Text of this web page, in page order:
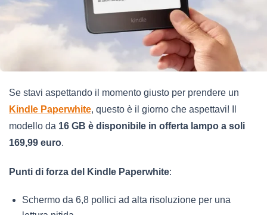
Se stavi aspettando il momento giusto per prendere un
Kindle Paperwhite, questo è il giorno che aspettavi! Il
modello da 16 GB è disponibile in offerta lampo a soli
169,99 euro.
Punti di forza del Kindle Paperwhite:
Schermo da 6,8 pollici ad alta risoluzione per una